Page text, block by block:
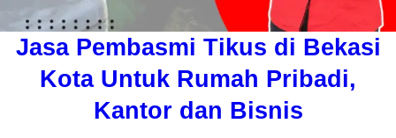
Jasa Pembasmi Tikus di Bekasi
Kota Untuk Rumah Pribadi,
Kantor dan Bisnis